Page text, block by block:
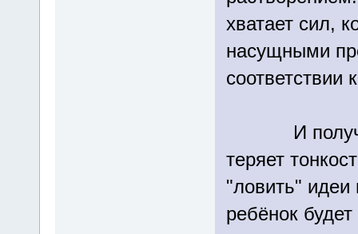
хватает сил,
насущными
соответствии
И
теряет
"ловить" идеи
ребёнок